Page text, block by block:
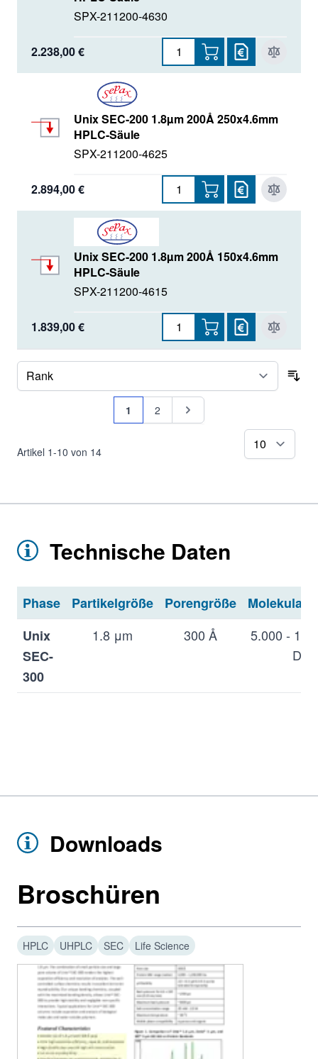
SPX-211200-4630
2.238,00 €
Unix SEC-200 1.8µm 200Å 250x4.6mm
HPLC-Säule
SPX-211200-4625
2.894,00 €
Unix SEC-200 1.8µm 200Å 150x4.6mm
HPLC-Säule
SPX-211200-4615
1.839,00 €
Artikel 1-10 von 14
Seite
Sie lesen gerade Seite
1 Seite
2 Seite
Technische Daten
Phase Partikelgröße Porengröße
Unix
SEC-
300
1.8 μm 300 Å
5.000 -
Da
Downloads
Broschüren
HPLC UHPLC SEC Life Science